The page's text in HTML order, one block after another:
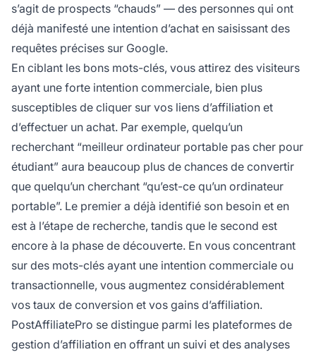
s’agit de prospects “chauds” — des personnes qui ont
déjà manifesté une intention d’achat en saisissant des
requêtes précises sur Google.
En ciblant les bons mots-clés, vous attirez des visiteurs
ayant une forte intention commerciale, bien plus
susceptibles de cliquer sur vos liens d’affiliation et
d’effectuer un achat. Par exemple, quelqu’un
recherchant “meilleur ordinateur portable pas cher pour
étudiant” aura beaucoup plus de chances de convertir
que quelqu’un cherchant “qu’est-ce qu’un ordinateur
portable”. Le premier a déjà identifié son besoin et en
est à l’étape de recherche, tandis que le second est
encore à la phase de découverte. En vous concentrant
sur des mots-clés ayant une intention commerciale ou
transactionnelle, vous augmentez considérablement
vos taux de conversion et vos gains d’affiliation.
PostAffiliatePro se distingue parmi les plateformes de
gestion d’affiliation en offrant un suivi et des analyses